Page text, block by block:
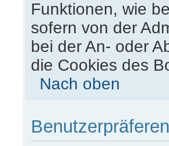
Funktionen, wie
sofern von der
bei der An- oder
die Cookies des
Nach oben